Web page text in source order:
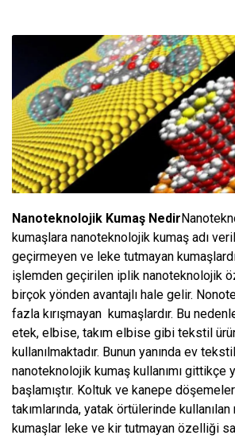
Nanoteknolojik Kumaş Nedir
kumaşlara nanoteknolojik kumaş adı
geçirmeyen ve leke tutmayan
işlemden geçirilen iplik nanoteknolojik
birçok yönden avantajlı hale gelir.
fazla kırışmayan kumaşlardır. Bu
etek, elbise, takım elbise gibi tekstil
kullanılmaktadır. Bunun yanında ev
nanoteknolojik kumaş kullanımı gittikçe
başlamıştır. Koltuk ve kanepe
takımlarında, yatak örtülerinde
kumaşlar leke ve kir tutmayan özelliği